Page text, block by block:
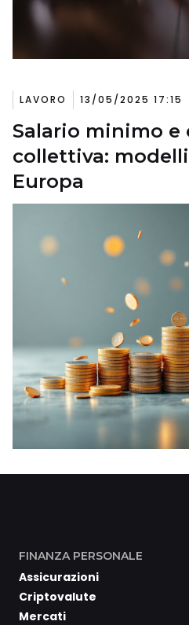
LAVORO 13/05/2025 17:15
Salario minimo
collettiva:
Europa
FINANZA PERSONALE
Assicurazioni
Criptovalute
Mercati